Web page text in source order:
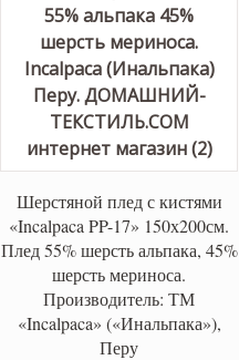
Шерстяной плед с кистями
«Incalpaca PP-17» 150х200см.
Плед 55% шерсть альпака, 45%
шерсть мериноса.
Производитель: ТМ
«Incalpaca» («Инальпака»),
Перу